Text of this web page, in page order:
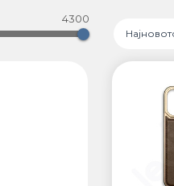
4300
• Xiaomi